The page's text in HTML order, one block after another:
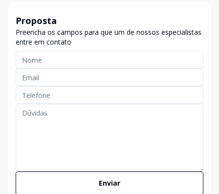
Proposta
Preencha os campos para que um de nossos especialistas
entre em contato
Enviar